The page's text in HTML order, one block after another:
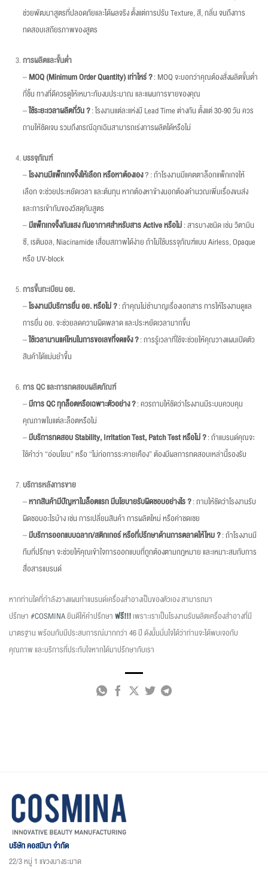
ช่วยพัฒนาสูตรที่ปลอดภัยและได้ผลจริง ตั้งแต่การปรับ Texture, สี, กลิ่น จนถึงการ
ทดสอบเสถียรภาพของสูตร
การผลิตและขั้นต่ำ
–MOQ (Minimum Order Quantity) เท่าไหร่ ?: MOQ จะบอกว่าคุณต้องสั่งผลิตขั้นต่ำ
กี่ชิ้น ทางที่ดีควรดูให้เหมาะกับงบประมาณ และแผนการขายของคุณ
–ใช้ระยะเวลาผลิตกี่วัน?: โรงงานแต่ละแห่งมี Lead Time ต่างกัน ตั้งแต่ 30-90 วัน ควร
ถามให้ชัดเจน รวมถึงกรณีฉุกเฉินสามารถเร่งการผลิตได้หรือไม่
บรรจุภัณฑ์
–โรงงานมีแพ็กเกจจิ้งให้เลือก หรือหาต้องเอง? : ถ้าโรงงานมีแคตตาล็อกแพ็กเกจให้
เลือก จะช่วยประหยัดเวลา และต้นทุน หากต้องหาข้างนอกต้องคำนวณเพิ่มเรื่องขนส่ง
และการเข้ากันของวัสดุกับสูตร
–มีแพ็กเกจจิ้งกันแสง กันอากาศสำหรับสารActive หรือไม่: สารบางชนิด เช่น วิตามิน
ซี, เรตินอล, Niacinamide เสื่อมสภาพได้ง่าย ถ้าไม่ใช้บรรจุภัณฑ์แบบ Airless, Opaque
หรือ UV-block
การขึ้นทะเบียน อย.
–โรงงานมีบริการยื่น อย. หรือไม่?: ถ้าคุณไม่ชำนาญเรื่องเอกสาร การให้โรงงานดูแล
การยื่น อย. จะช่วยลดความผิดพลาด และประหยัดเวลามากขึ้น
–ใช้เวลานานแค่ไหนในการขอเลขที่จดแจ้ง?: การรู้เวลาที่ใช้จะช่วยให้คุณวางแผนเปิดตัว
สินค้าได้แม่นยำขึ้น
การ QC และการทดสอบผลิตภัณฑ์
–มีการ QC ทุกล็อตหรือเฉพาะตัวอย่าง ?: ควรถามให้ชัดว่าโรงงานมีระบบควบคุม
คุณภาพในแต่ละล็อตหรือไม่
–มีบริการทดสอบStability, Irritation Test, Patch Test หรือไม่ ?: ถ้าแบรนด์คุณจะ
ใช้คำว่า “อ่อนโยน” หรือ “ไม่ก่อการระคายเคือง” ต้องมีผลการทดสอบเหล่านี้รองรับ
บริการหลังการขาย
–หากสินค้ามีปัญหาในล็อตแรก มีนโยบายรับผิดชอบอย่างไร ?: ถามให้ชัดว่าโรงงานรับ
ผิดชอบอะไรบ้าง เช่น การเปลี่ยนสินค้า การผลิตใหม่ หรือค่าชดเชย
–มีบริการออกแบบฉลาก/สติกเกอร์ หรือที่ปรึกษาด้านการตลาดให้ไหม?: ถ้าโรงงานมี
ทีมที่ปรึกษา จะช่วยให้คุณเข้าใจการออกแบบที่ถูกต้องตามกฎหมาย และเหมาะสมกับการ
สื่อสารแบรนด์
หากท่านใดที่กำลังวางแผนทำแบรนด์เครื่องสำอางเป็นของตัวเอง สามารถมา
ปรึกษา#COSMINAยินดีให้คำปรึกษาฟรี!!!เพราะเราเป็นโรงงานรับผลิตเครื่องสำอางที่มี
มาตรฐาน พร้อมกับมีประสบการณ์มากกว่า 46 ปี ดังนั้นมั่นใจได้ว่าท่านจะได้พบเจอกับ
คุณภาพ และบริการที่ประทับใจหากได้มาปรึกษากับเรา
บริษัท คอสมินา จำกัด
22/3 หมู่ 1 แขวงบางระมาด